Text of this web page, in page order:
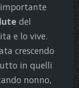
del
e lo vive.
crescendo
in quelli
nonno,